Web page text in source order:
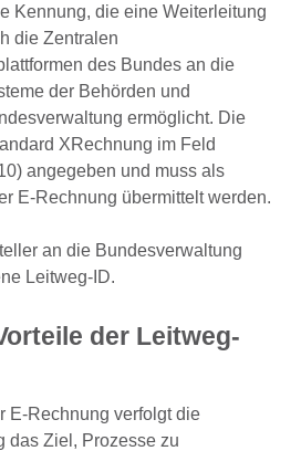
Kennung, die eine Weiterleitung
die Zentralen
des Bundes an die
der Behörden und
ermöglicht. Die
XRechnung im Feld
angegeben und muss als
E-Rechnung übermittelt werden.
an die Bundesverwaltung
Leitweg-ID.
der Leitweg-
E-Rechnung verfolgt die
das Ziel, Prozesse zu